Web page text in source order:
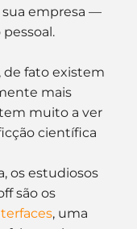
empresa —
de fato existem
mais
tem muito a ver
científica
os estudiosos
são os
, uma